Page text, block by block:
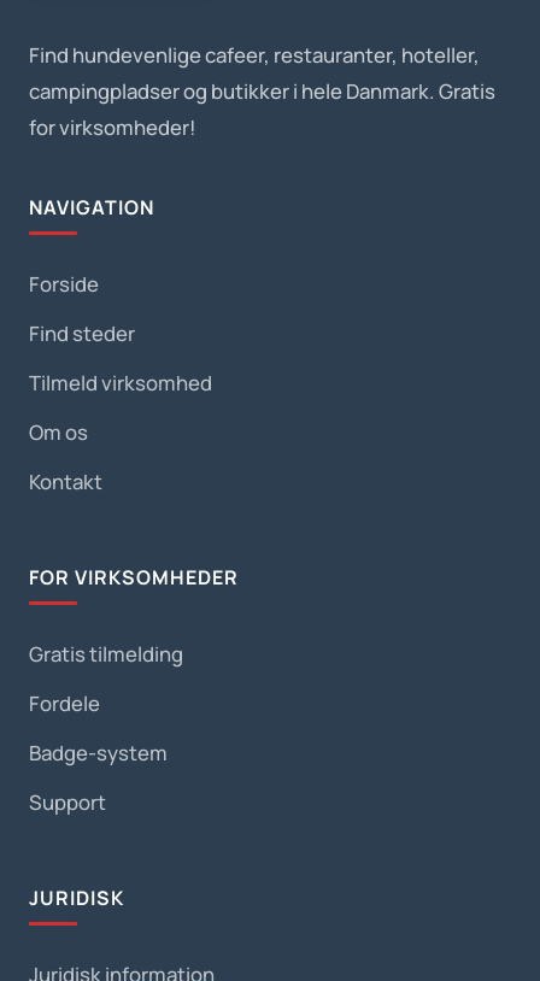
Find hundevenlige cafeer, restauranter, hoteller,
campingpladser og butikker i hele Danmark. Gratis
for virksomheder!
NAVIGATION
Forside
Find steder
Tilmeld virksomhed
Om os
Kontakt
FOR VIRKSOMHEDER
Gratis tilmelding
Fordele
Badge-system
Support
JURIDISK
Juridisk information